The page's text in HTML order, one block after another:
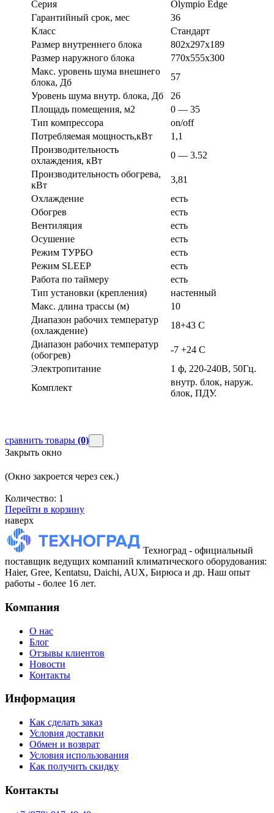
Серия
Olympio Edge
Гарантийный срок, мес
36
Класс
Стандарт
Размер внутреннего блока
802х297х189
Размер наружного блока
770х555х300
Макс. уровень шума внешнего
блока, Дб
57
Уровень шума внутр. блока, Дб
26
Площадь помещения, м2
0 — 35
Тип компрессора
on/off
Потребляемая мощность,кВт
1,1
Производительность
охлаждения, кВт
0 — 3.52
Производительность обогрева,
кВт
3,81
Охлаждение
есть
Обогрев
есть
Вентиляция
есть
Осушение
есть
Режим ТУРБО
есть
Режим SLEEP
есть
Работа по таймеру
есть
Тип установки (крепления)
настенный
Макс. длина трассы (м)
10
Диапазон рабочих температур
(охлаждение)
18+43 С
Диапазон рабочих температур
(обогрев)
-7 +24 С
Электропитание
1 ф, 220-240В, 50Гц.
Комплект
внутр. блок, наруж.
блок, ПДУ.
сравнить товары (0)
Закрыть окно
(Окно закроется через сек.)
Количество: 1
Перейти в корзину
наверх
Техноград - официальный
поставщик ведущих компаний климатического оборудования:
Haier, Gree, Kentatsu, Daichi, AUX, Бирюса и др. Наш опыт
работы - более 16 лет.
Компания
О нас
Блог
Отзывы клиентов
Новости
Контакты
Информация
Как сделать заказ
Условия доставки
Обмен и возврат
Условия использования
Как получить скидку
Контакты